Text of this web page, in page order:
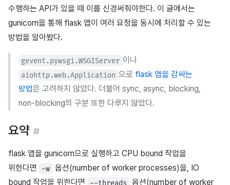
수행하는 API가 있을 때 이를 신경써줘야한다. 이 글에서는
gunicorn을 통해 flask 앱이 여러 요청을 동시에 처리할 수 있는
방법을 알아봤다.
gevent.pywsgi.WSGIServer 이나
aiohttp.web.Application 으로 flask 앱을 감싸는
방법은 고려하지 않았다. 더불어 sync, async, blocking,
non-blocking의 구분 또한 다루지 않았다.
요약 #
flask 앱을 gunicorn으로 실행하고 CPU bound 작업을
위한다면
-w 옵션(number of worker processes)을, IO
bound 작업을 위한다면
--threads
옵션(number of worker